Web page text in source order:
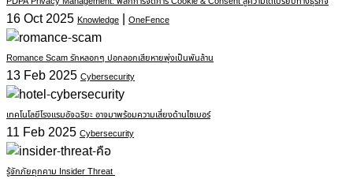
เทคโนโลยีโรงแรมอัจฉริยะ อาจมาพร้อมความเสี่ยงด้านไซเบอร์
11 Feb 2025 Cybersecurity
รู้จักภัยคุกคาม Insider Threat
6 Feb 2025 Cybersecurity